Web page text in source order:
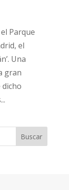
Parque
el
Una
gran
Buscar